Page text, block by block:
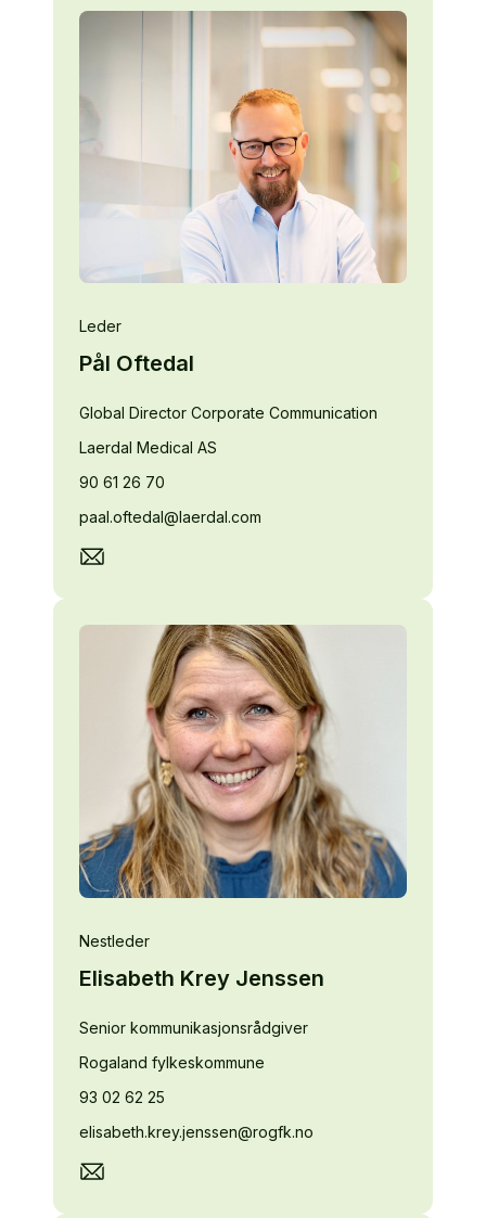
Leder
Pål Oftedal
Global Director Corporate Communication
Laerdal Medical AS
90 61 26 70
paal.oftedal@laerdal.com
Nestleder
Elisabeth Krey Jenssen
Senior kommunikasjonsrådgiver
Rogaland fylkeskommune
93 02 62 25
elisabeth.krey.jenssen@rogfk.no